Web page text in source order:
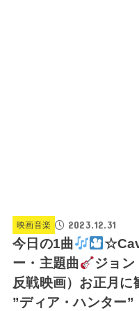
映画音楽 2023.12.31
今日の1曲
ー・主題曲
ジョ
反戦映画）お正月に
”ディア・ハンター”